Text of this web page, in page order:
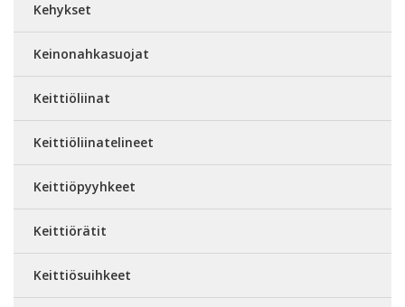
Kehykset
Keinonahkasuojat
Keittiöliinat
Keittiöliinatelineet
Keittiöpyyhkeet
Keittiörätit
Keittiösuihkeet